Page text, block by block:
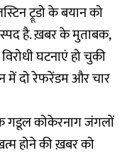
ट्रूडो के बयान को
है. ख़बर के मुताबक,
घटनाएं हो चुकी
में दो रेफरेंडम और चार
गडूल कोकेरनाग जंगलों
होने की ख़बर को